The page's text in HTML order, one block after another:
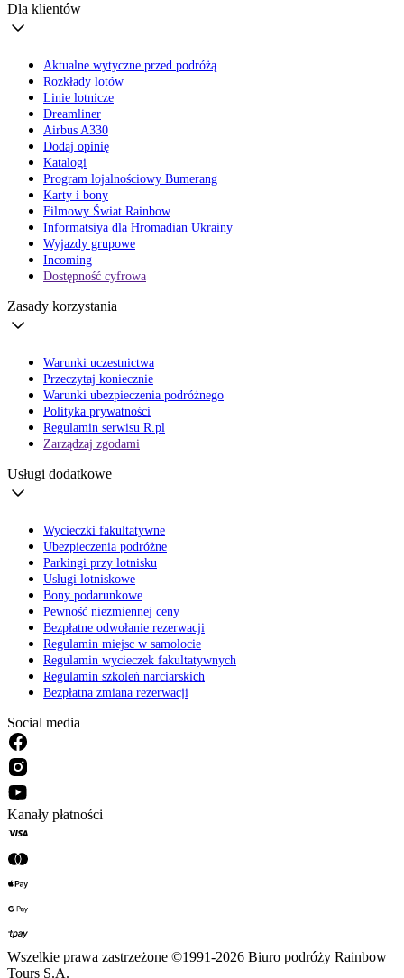
Dla klientów
Aktualne wytyczne przed podróżą
Rozkłady lotów
Linie lotnicze
Dreamliner
Airbus A330
Dodaj opinię
Katalogi
Program lojalnościowy Bumerang
Karty i bony
Filmowy Świat Rainbow
Informatsiya dla Hromadian Ukrainy
Wyjazdy grupowe
Incoming
Dostępność cyfrowa
Zasady korzystania
Warunki uczestnictwa
Przeczytaj koniecznie
Warunki ubezpieczenia podróżnego
Polityka prywatności
Regulamin serwisu R.pl
Zarządzaj zgodami
Usługi dodatkowe
Wycieczki fakultatywne
Ubezpieczenia podróżne
Parkingi przy lotnisku
Usługi lotniskowe
Bony podarunkowe
Pewność niezmiennej ceny
Bezpłatne odwołanie rezerwacji
Regulamin miejsc w samolocie
Regulamin wycieczek fakultatywnych
Regulamin szkoleń narciarskich
Bezpłatna zmiana rezerwacji
Social media
Kanały płatności
Wszelkie prawa zastrzeżone ©1991-2026 Biuro podróży Rainbow
Tours S.A.